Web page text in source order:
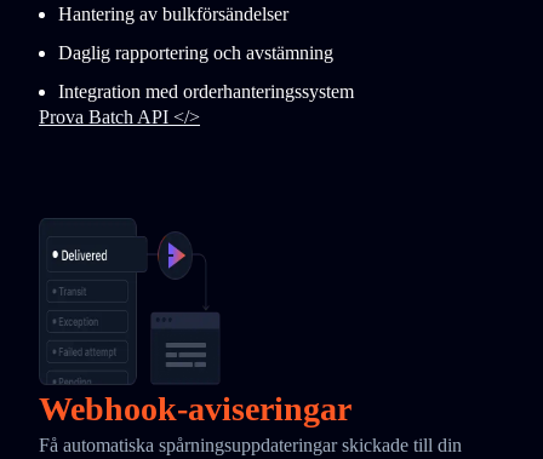
Hantering av bulkförsändelser
Daglig rapportering och avstämning
Integration med orderhanteringssystem
Prova Batch API </>
Webhook-aviseringar
Få automatiska spårningsuppdateringar skickade till din